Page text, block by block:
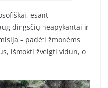
esant
dingsčių neapykantai ir
– padėti žmonėms
išmokti žvelgti vidun, o